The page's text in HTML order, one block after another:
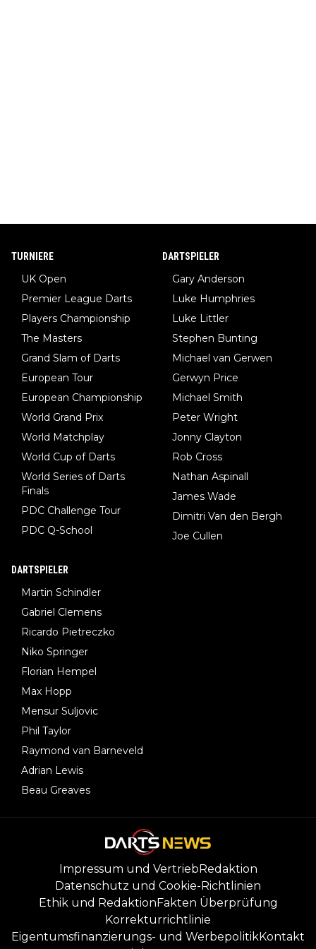
TURNIERE
UK Open
Premier League Darts
Players Championship
The Masters
Grand Slam of Darts
European Tour
European Championship
World Grand Prix
World Matchplay
World Cup of Darts
World Series of Darts
Finals
PDC Challenge Tour
PDC Q-School
DARTSPIELER
Gary Anderson
Luke Humphries
Luke Littler
Stephen Bunting
Michael van Gerwen
Gerwyn Price
Michael Smith
Peter Wright
Jonny Clayton
Rob Cross
Nathan Aspinall
James Wade
Dimitri Van den Bergh
Joe Cullen
DARTSPIELER
Martin Schindler
Gabriel Clemens
Ricardo Pietreczko
Niko Springer
Florian Hempel
Max Hopp
Mensur Suljovic
Phil Taylor
Raymond van Barneveld
Adrian Lewis
Beau Greaves
Impressum und Vertrieb Redaktion
Datenschutz und Cookie-Richtlinien
Ethik und Redaktion Fakten Überprüfung
Korrekturrichtlinie
Eigentumsfinanzierungs- und WerbepolitikKontakt